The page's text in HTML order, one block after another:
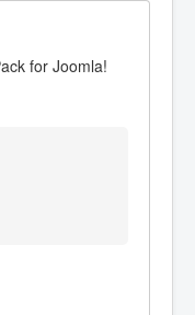
for Joomla!